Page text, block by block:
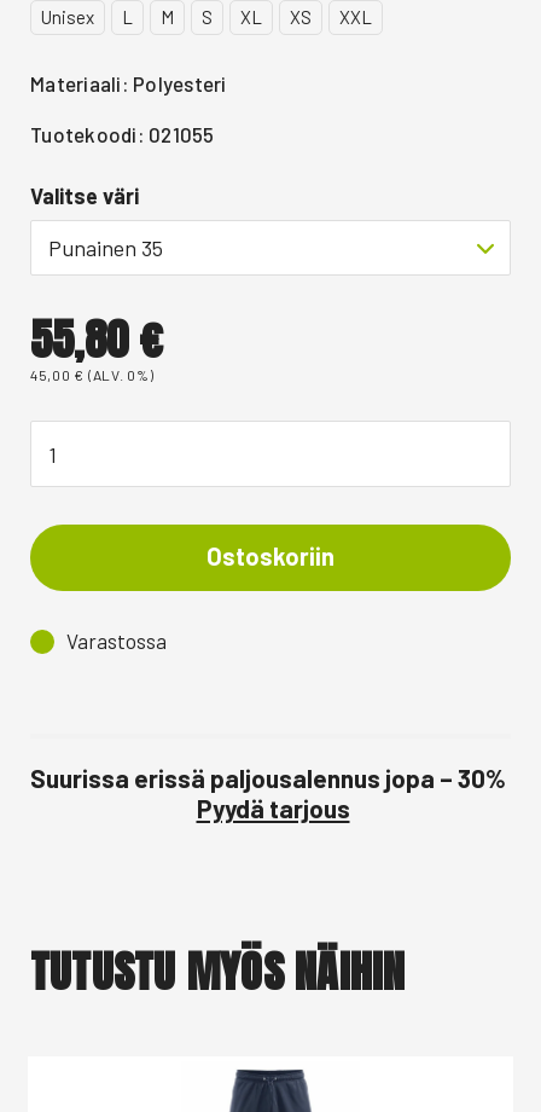
Unisex L M S XL XS XXL
Materiaali: Polyesteri
Tuotekoodi: 021055
Valitse väri
Punainen 35
55,80€
45,00 € (ALV. 0%)
Ostoskoriin
Varastossa
Suurissa erissä paljousalennus jopa – 30%
Pyydä tarjous
TUTUSTU MYÖS NÄIHIN